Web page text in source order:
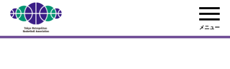
メニュー